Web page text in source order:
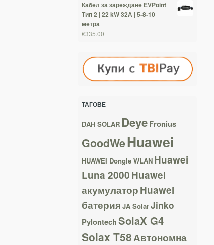
Кабел за зареждане EVPoint
Тип 2 | 22 kW 32А | 5-8-10
метра
€335.00
ТАГОВЕ
DAH SOLAR DeyeFronius
GoodWeHuawei
HUAWEI Dongle WLAN Huawei
Luna 2000Huawei
акумулаторHuawei
батерия JA SolarJinko
PylontechSolaX G4
Solax T58Автономна